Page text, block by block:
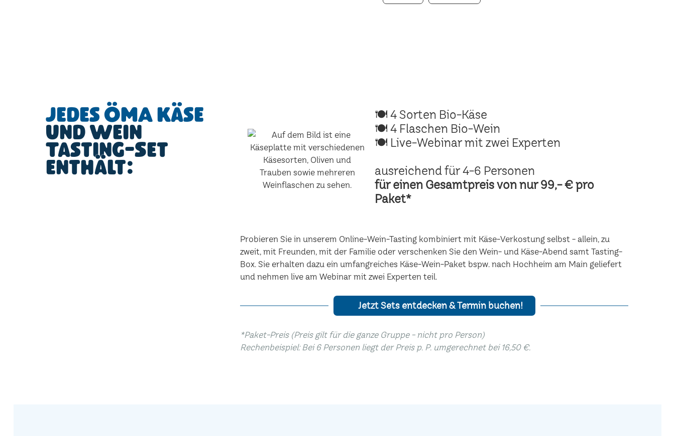
Jedes ÖMA Käse
und Wein
Tasting-Set
enthält:
🍽 4 Sorten Bio-Käse
🍽 4 Flaschen Bio-Wein
🍽 Live-Webinar mit zwei Experten
ausreichend für 4-6 Personen
für einen Gesamtpreis von nur 99,- € pro
Paket*
Probieren Sie in unserem Online-Wein-Tasting kombiniert mit Käse-Verkostung selbst - allein, zu
zweit, mit Freunden, mit der Familie oder verschenken Sie den Wein- und Käse-Abend samt Tasting-
Box. Sie erhalten dazu ein umfangreiches Käse-Wein-Paket bspw. nach Hochheim am Main geliefert
und nehmen live am Webinar mit zwei Experten teil.
Jetzt Sets entdecken & Termin buchen!
*Paket-Preis (Preis gilt für die ganze Gruppe - nicht pro Person)
Rechenbeispiel: Bei 6 Personen liegt der Preis p. P. umgerechnet bei 16,50 €.